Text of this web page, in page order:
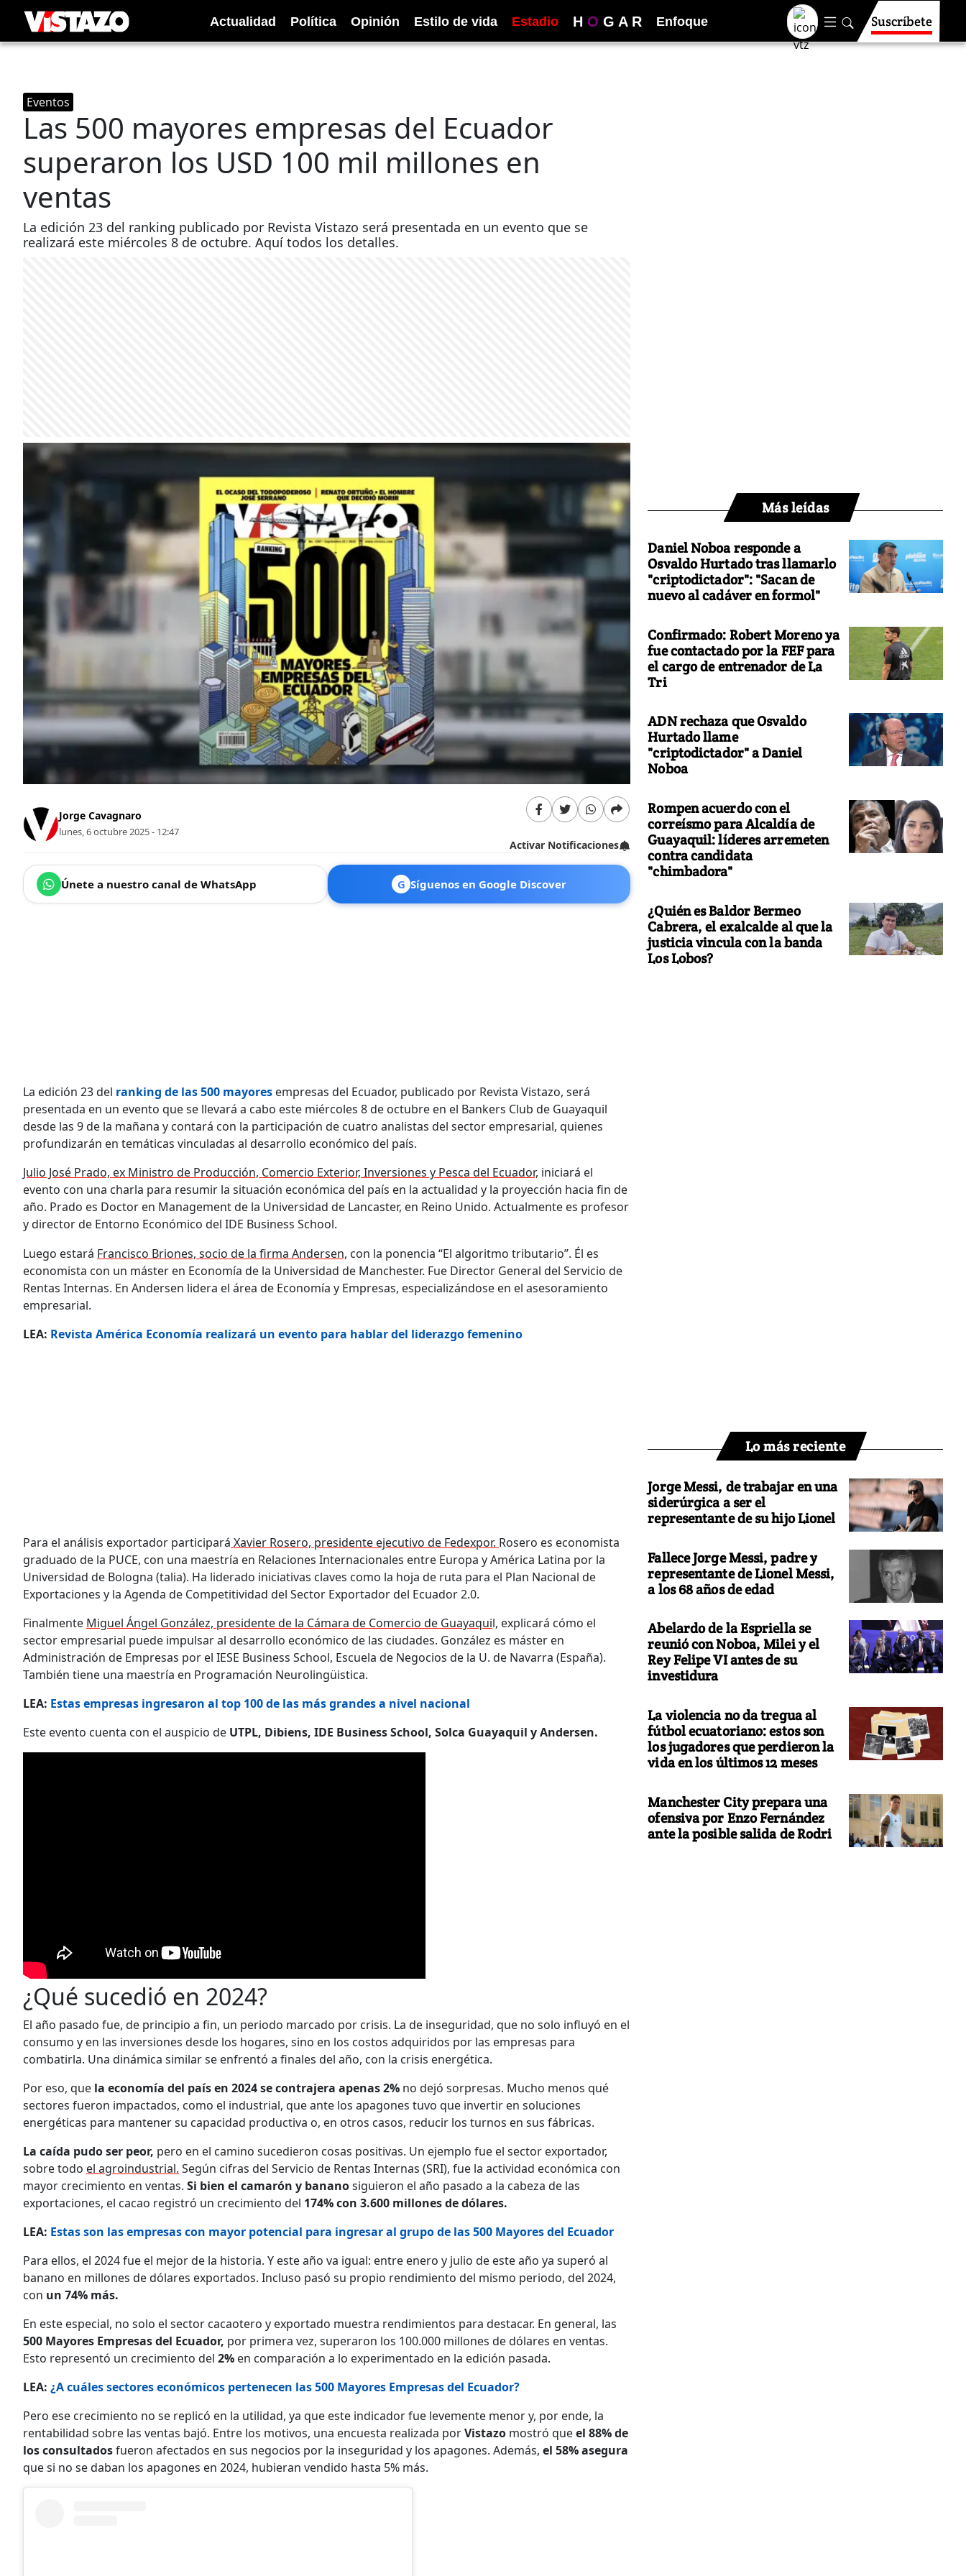
Actualidad Política Opinión Estilo de vida Estadio H O G A R Enfoque Suscríbete
Eventos
Las 500 mayores empresas del Ecuador
superaron los USD 100 mil millones en
ventas
La edición 23 del ranking publicado por Revista Vistazo será presentada en un evento que se
realizará este miércoles 8 de octubre. Aquí todos los detalles.
Jorge Cavagnaro
lunes, 6 octubre 2025 - 12:47
Activar Notificaciones
Únete a nuestro canal de WhatsApp G Síguenos en Google Discover
La edición 23 del ranking de las 500 mayores empresas del Ecuador, publicado por Revista Vistazo, será
presentada en un evento que se llevará a cabo este miércoles 8 de octubre en el Bankers Club de Guayaquil
desde las 9 de la mañana y contará con la participación de cuatro analistas del sector empresarial, quienes
profundizarán en temáticas vinculadas al desarrollo económico del país.
Julio José Prado, ex Ministro de Producción, Comercio Exterior, Inversiones y Pesca del Ecuador, iniciará el
evento con una charla para resumir la situación económica del país en la actualidad y la proyección hacia fin de
año. Prado es Doctor en Management de la Universidad de Lancaster, en Reino Unido. Actualmente es profesor
y director de Entorno Económico del IDE Business School.
Luego estará Francisco Briones, socio de la firma Andersen, con la ponencia “El algoritmo tributario”. Él es
economista con un máster en Economía de la Universidad de Manchester. Fue Director General del Servicio de
Rentas Internas. En Andersen lidera el área de Economía y Empresas, especializándose en el asesoramiento
empresarial.
LEA: Revista América Economía realizará un evento para hablar del liderazgo femenino
Para el análisis exportador participará Xavier Rosero, presidente ejecutivo de Fedexpor. Rosero es economista
graduado de la PUCE, con una maestría en Relaciones Internacionales entre Europa y América Latina por la
Universidad de Bologna (talia). Ha liderado iniciativas claves como la hoja de ruta para el Plan Nacional de
Exportaciones y la Agenda de Competitividad del Sector Exportador del Ecuador 2.0.
Finalmente Miguel Ángel González, presidente de la Cámara de Comercio de Guayaquil, explicará cómo el
sector empresarial puede impulsar al desarrollo económico de las ciudades. González es máster en
Administración de Empresas por el IESE Business School, Escuela de Negocios de la U. de Navarra (España).
También tiene una maestría en Programación Neurolingüistica.
LEA: Estas empresas ingresaron al top 100 de las más grandes a nivel nacional
Este evento cuenta con el auspicio de UTPL, Dibiens, IDE Business School, Solca Guayaquil y Andersen.
¿Qué sucedió en 2024?
​​​​​​El año pasado fue, de principio a fin, un periodo marcado por crisis. La de inseguridad, que no solo influyó en el
consumo y en las inversiones desde los hogares, sino en los costos adquiridos por las empresas para
combatirla. Una dinámica similar se enfrentó a finales del año, con la crisis energética.
Por eso, que la economía del país en 2024 se contrajera apenas 2% no dejó sorpresas. Mucho menos qué
sectores fueron impactados, como el industrial, que ante los apagones tuvo que invertir en soluciones
energéticas para mantener su capacidad productiva o, en otros casos, reducir los turnos en sus fábricas.
La caída pudo ser peor, pero en el camino sucedieron cosas positivas. Un ejemplo fue el sector exportador,
sobre todo el agroindustrial. Según cifras del Servicio de Rentas Internas (SRI), fue la actividad económica con
mayor crecimiento en ventas. Si bien el camarón y bananosiguieron el año pasado a la cabeza de las
exportaciones, el cacao registró un crecimiento del 174% con 3.600 millones de dólares.
LEA: Estas son las empresas con mayor potencial para ingresar al grupo de las 500 Mayores del Ecuador
Para ellos, el 2024 fue el mejor de la historia. Y este año va igual: entre enero y julio de este año ya superó al
banano en millones de dólares exportados. Incluso pasó su propio rendimiento del mismo periodo, del 2024,
con un 74% más.
En este especial, no solo el sector cacaotero y exportado muestra rendimientos para destacar. En general, las
500 Mayores Empresas del Ecuador, por primera vez, superaron los 100.000 millones de dólares en ventas.
Esto representó un crecimiento del 2% en comparación a lo experimentado en la edición pasada.
LEA: ¿A cuáles sectores económicos pertenecen las 500 Mayores Empresas del Ecuador?
Pero ese crecimiento no se replicó en la utilidad, ya que este indicador fue levemente menor y, por ende, la
rentabilidad sobre las ventas bajó. Entre los motivos, una encuesta realizada porVistazo mostró queel 88% de
los consultadosfueron afectados en sus negocios por la inseguridad y los apagones. Además, el 58% asegura
que si no se daban los apagones en 2024, hubieran vendido hasta 5% más.
Más leídas
Daniel Noboa responde a
Osvaldo Hurtado tras llamarlo
"criptodictador": "Sacan de
nuevo al cadáver en formol"
Confirmado: Robert Moreno ya
fue contactado por la FEF para
el cargo de entrenador de La
Tri
ADN rechaza que Osvaldo
Hurtado llame
"criptodictador" a Daniel
Noboa
Rompen acuerdo con el
correísmo para Alcaldía de
Guayaquil: líderes arremeten
contra candidata
"chimbadora"
¿Quién es Baldor Bermeo
Cabrera, el exalcalde al que la
justicia vincula con la banda
Los Lobos?
Lo más reciente
Jorge Messi, de trabajar en una
siderúrgica a ser el
representante de su hijo Lionel
Fallece Jorge Messi, padre y
representante de Lionel Messi,
a los 68 años de edad
Abelardo de la Espriella se
reunió con Noboa, Milei y el
Rey Felipe VI antes de su
investidura
La violencia no da tregua al
fútbol ecuatoriano: estos son
los jugadores que perdieron la
vida en los últimos 12 meses
Manchester City prepara una
ofensiva por Enzo Fernández
ante la posible salida de Rodri